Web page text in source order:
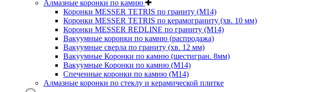
Алмазные коронки по камню
Коронки MESSER TETRIS по граниту (М14)
Коронки MESSER TETRIS по керамограниту (хв. 10 мм)
Коронки MESSER REDLINE по граниту (М14)
Вакуумные коронки по камню (распродажа)
Вакуумные сверла по граниту (хв. 12 мм)
Вакуумные Коронки по камню (шестигран. 8мм)
Вакуумные Коронки по камню (M14)
Спеченные коронки по камню (M14)
Алмазные коронки по стеклу и керамической плитке